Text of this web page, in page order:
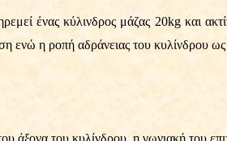
ένας κύλινδρος μάζας 20kg και
ενώ η ροπή αδράνειας του κυλίνδρου